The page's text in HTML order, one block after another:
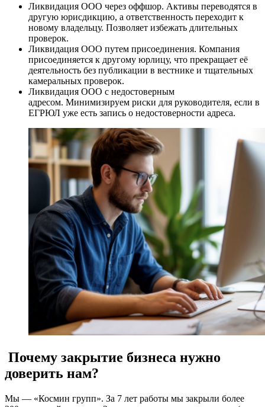
Ликвидация ООО через оффшор. Активы переводятся в
другую юрисдикцию, а ответственность переходит к
новому владельцу. Позволяет избежать длительных
проверок.
Ликвидация ООО путем присоединения. Компания
присоединяется к другому юрлицу, что прекращает её
деятельность без публикации в вестнике и тщательных
камеральных проверок.
Ликвидация ООО с недостоверным
адресом. Минимизируем риски для руководителя, если в
ЕГРЮЛ уже есть запись о недостоверности адреса.
Почему закрытие бизнеса нужно
доверить нам?
Мы — «Космин групп». За 7 лет работы мы закрыли более